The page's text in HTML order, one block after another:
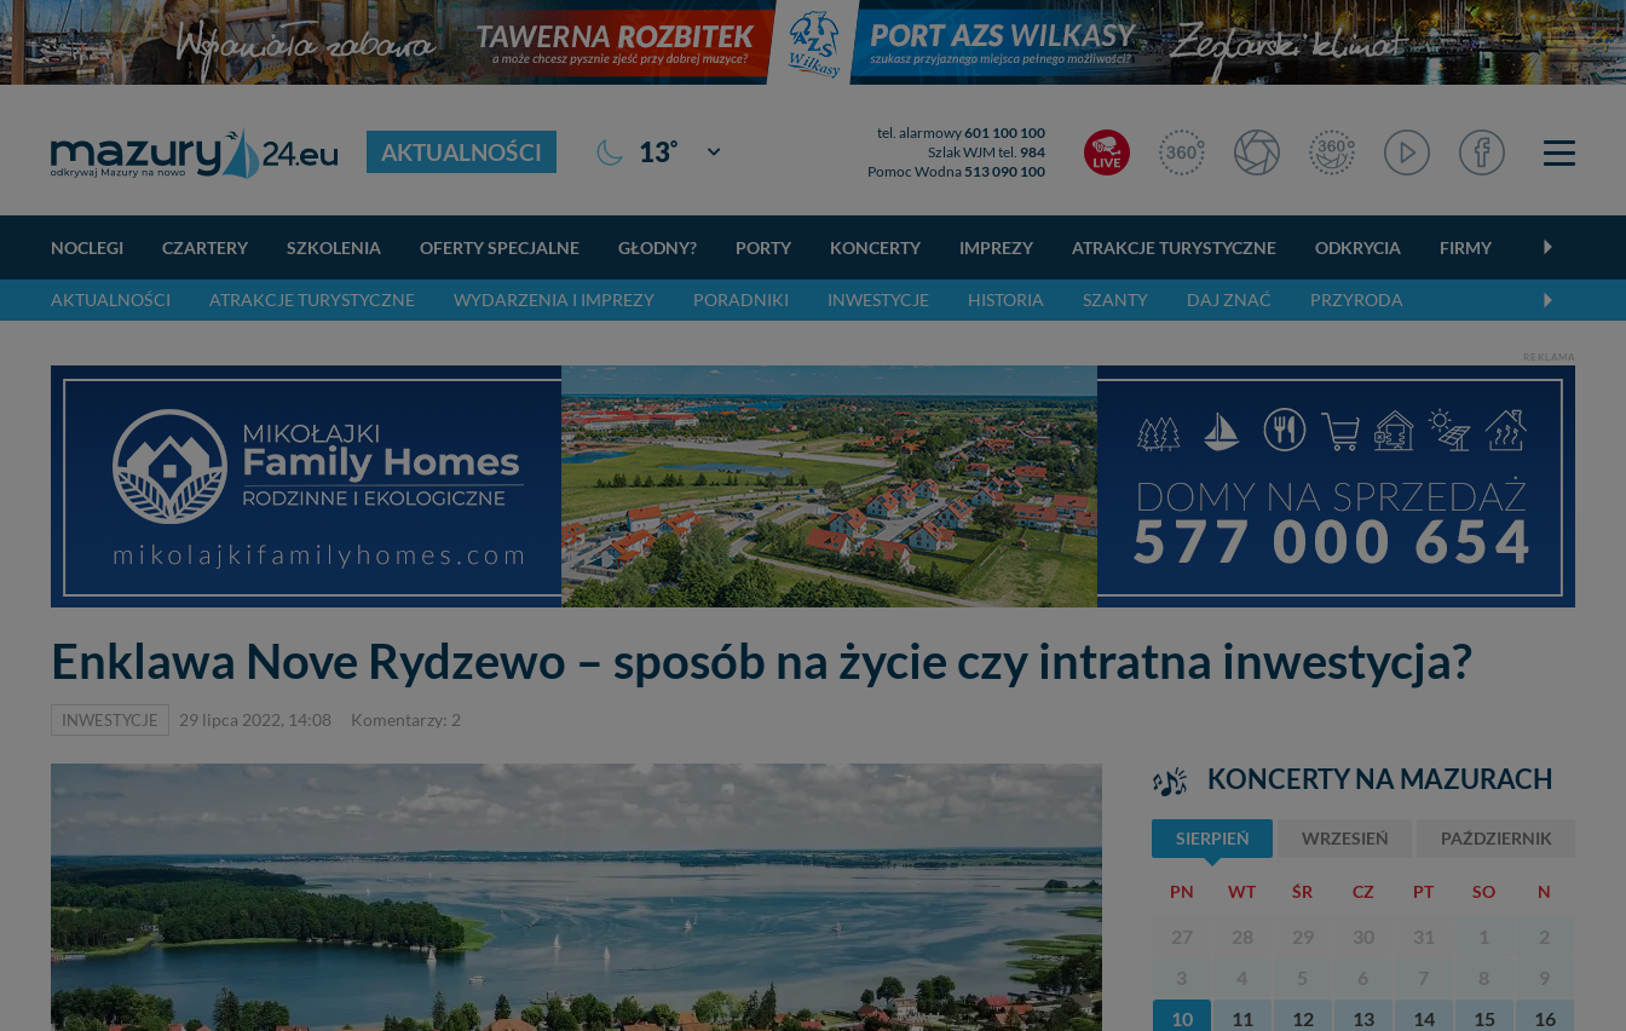
AKTUALNOŚCI 13° Giżycko
tel. alarmowy601 100 100
Szlak WJM tel. 984
Pomoc Wodna 513 090 100
NOCLEGI CZARTERY SZKOLENIA OFERTY SPECJALNE GŁODNY? PORTY KONCERTY IMPREZY ATRAKCJE TURYSTYCZNE ODKRYCIA FIRMY
AKTUALNOŚCI ATRAKCJE TURYSTYCZNE WYDARZENIA I IMPREZY PORADNIKI INWESTYCJE HISTORIA SZANTY DAJ ZNAĆ PRZYRODA
REKLAMA
Enklawa Nove Rydzewo – sposób na życie czy intratna inwestycja?
INWESTYCJE 29 lipca 2022, 14:08 Komentarzy: 2
KONCERTY NA MAZURACH
SIERPIEŃ WRZESIEŃ PAŹDZIERNIK
PN WT ŚR CZ PT SO N
27 28 29 30 31 1
2
3
4 5 6 7 8
9
10
11 12 13 14 15
16